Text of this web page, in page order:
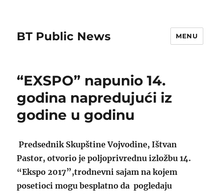
BT Public News MENU
“EXSPO” napunio 14.
godina napredujući iz
godine u godinu
Predsednik Skupštine Vojvodine, Ištvan
Pastor, otvorio je poljoprivrednu izložbu 14.
“Ekspo 2017”,trodnevni sajam na kojem
posetioci mogu besplatno da pogledaju